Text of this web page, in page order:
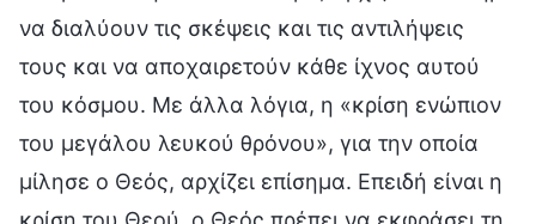
να διαλύουν τις σκέψεις και τις αντιλήψεις
τους και να αποχαιρετούν κάθε ίχνος αυτού
του κόσμου. Με άλλα λόγια, η «κρίση ενώπιον
του μεγάλου λευκού θρόνου», για την οποία
μίλησε ο Θεός, αρχίζει επίσημα. Επειδή είναι η